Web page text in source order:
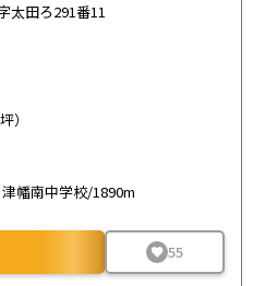
太田ろ291番11
）
幡南中学校/1890m
55